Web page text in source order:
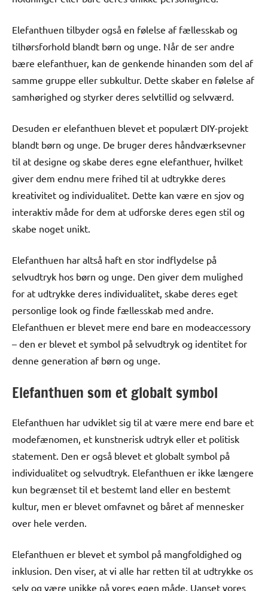
Elefanthuen tilbyder også en følelse af fællesskab og
tilhørsforhold blandt børn og unge. Når de ser andre
bære elefanthuer, kan de genkende hinanden som del af
samme gruppe eller subkultur. Dette skaber en følelse af
samhørighed og styrker deres selvtillid og selvværd.
Desuden er elefanthuen blevet et populært DIY-projekt
blandt børn og unge. De bruger deres håndværksevner
til at designe og skabe deres egne elefanthuer, hvilket
giver dem endnu mere frihed til at udtrykke deres
kreativitet og individualitet. Dette kan være en sjov og
interaktiv måde for dem at udforske deres egen stil og
skabe noget unikt.
Elefanthuen har altså haft en stor indflydelse på
selvudtryk hos børn og unge. Den giver dem mulighed
for at udtrykke deres individualitet, skabe deres eget
personlige look og finde fællesskab med andre.
Elefanthuen er blevet mere end bare en modeaccessory
– den er blevet et symbol på selvudtryk og identitet for
denne generation af børn og unge.
Elefanthuen som et globalt symbol
Elefanthuen har udviklet sig til at være mere end bare et
modefænomen, et kunstnerisk udtryk eller et politisk
statement. Den er også blevet et globalt symbol på
individualitet og selvudtryk. Elefanthuen er ikke længere
kun begrænset til et bestemt land eller en bestemt
kultur, men er blevet omfavnet og båret af mennesker
over hele verden.
Elefanthuen er blevet et symbol på mangfoldighed og
inklusion. Den viser, at vi alle har retten til at udtrykke os
selv og være unikke på vores egen måde. Uanset vores